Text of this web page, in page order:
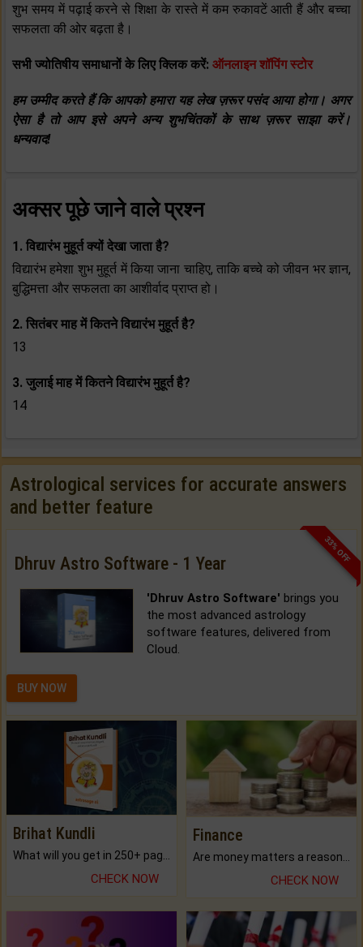
शुभ समय में पढ़ाई करने से शिक्षा के रास्ते में कम रुकावटें आती हैं और बच्चा
सफलता की ओर बढ़ता है।
सभी ज्योतिषीय समाधानों के लिए क्लिक करें: ऑनलाइन शॉपिंग स्टोर
हम उम्मीद करते हैं कि आपको हमारा यह लेख ज़रूर पसंद आया होगा। अगर
ऐसा है तो आप इसे अपने अन्य शुभचिंतकों के साथ ज़रूर साझा करें।
धन्यवाद!
अक्सर पूछे जाने वाले प्रश्न
1. विद्यारंभ मुहूर्त क्यों देखा जाता है?
विद्यारंभ हमेशा शुभ मुहूर्त में किया जाना चाहिए, ताकि बच्चे को जीवन भर ज्ञान,
बुद्धिमत्ता और सफलता का आशीर्वाद प्राप्त हो।
2. सितंबर माह में कितनेविद्यारंभ मुहूर्त है?
13
3. जुलाईमाह में कितनेविद्यारंभ मुहूर्त है?
14
Astrological services for accurate answers
and better feature
33% OFF
Dhruv Astro Software - 1 Year
'Dhruv Astro Software' brings you
the most advanced astrology
software features, delivered from
Cloud.
BUY NOW
Brihat Kundli
CHECK NOW
Finance
CHECK NOW